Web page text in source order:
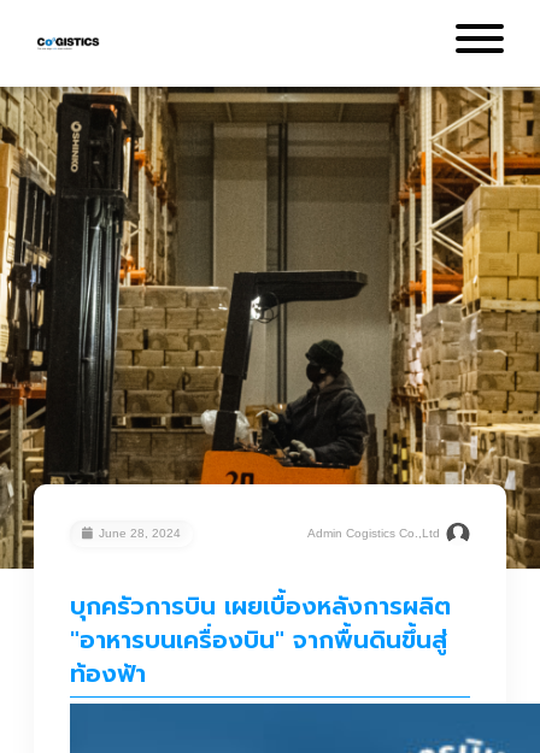
June 28, 2024 Admin Cogistics Co.,Ltd
บุกครัวการบิน เผยเบื้องหลังการผลิต
"อาหารบนเครื่องบิน" จากพื้นดินขึ้นสู่
ท้องฟ้า